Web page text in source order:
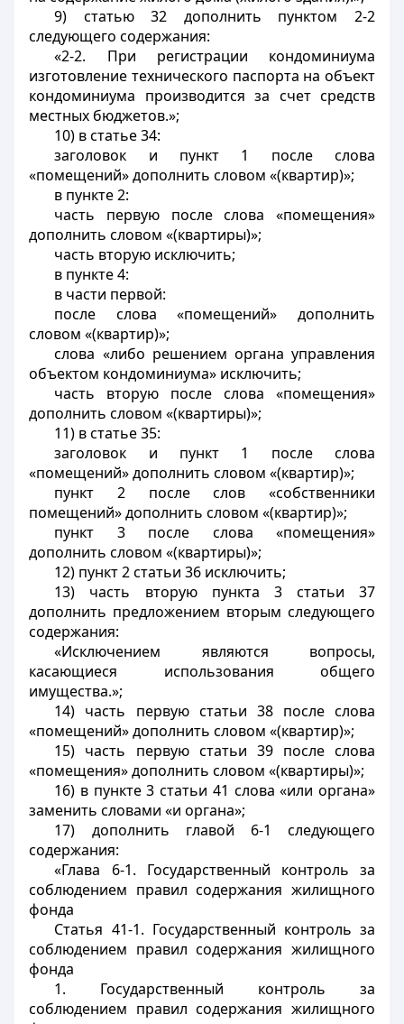
9) статью 32 дополнить пунктом 2-2
следующего содержания:
«2-2. При регистрации кондоминиума
изготовление технического паспорта на объект
кондоминиума производится за счет средств
местных бюджетов.»;
10) в статье 34:
заголовок и пункт 1 после слова
«помещений» дополнить словом «(квартир)»;
в пункте 2:
часть первую после слова «помещения»
дополнить словом «(квартиры)»;
часть вторую исключить;
в пункте 4:
в части первой:
после слова «помещений» дополнить
словом «(квартир)»;
слова «либо решением органа управления
объектом кондоминиума» исключить;
часть вторую после слова «помещения»
дополнить словом «(квартиры)»;
11) в статье 35:
заголовок и пункт 1 после слова
«помещений» дополнить словом «(квартир)»;
пункт 2 после слов «собственники
помещений» дополнить словом «(квартир)»;
пункт 3 после слова «помещения»
дополнить словом «(квартиры)»;
12) пункт 2 статьи 36 исключить;
13) часть вторую пункта 3 статьи 37
дополнить предложением вторым следующего
содержания:
«Исключением являются вопросы,
касающиеся использования общего
имущества.»;
14) часть первую статьи 38 после слова
«помещений» дополнить словом «(квартир)»;
15) часть первую статьи 39 после слова
«помещения» дополнить словом «(квартиры)»;
16) в пункте 3 статьи 41 слова «или органа»
заменить словами «и органа»;
17) дополнить главой 6-1 следующего
содержания:
«Глава 6-1. Государственный контроль за
соблюдением правил содержания жилищного
фонда
Статья 41-1. Государственный контроль за
соблюдением правил содержания жилищного
фонда
1. Государственный контроль за
соблюдением правил содержания жилищного